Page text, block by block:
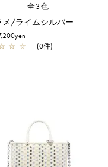
全3色
メ/ライムシルバー
☆ ☆ (0件)